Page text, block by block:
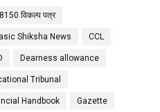
विकल्प पत्र
Shiksha News CCL
Dearness allowance
Tribunal
Handbook Gazette